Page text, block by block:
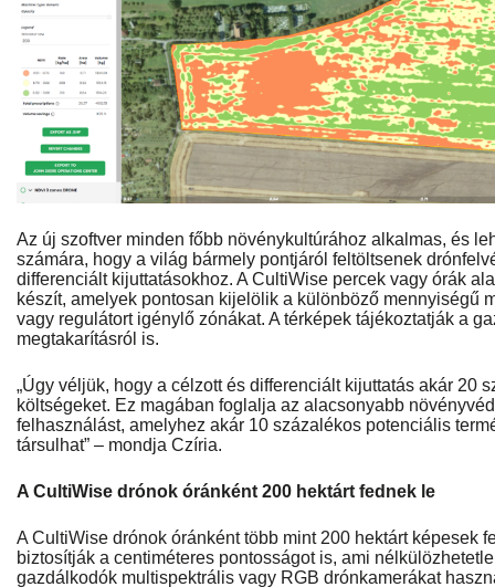
Az új szoftver minden főbb növénykultúrához alkalmas, és
számára, hogy a világ bármely pontjáról feltöltsenek
differenciált kijuttatásokhoz. A CultiWise percek vagy órák
készít, amelyek pontosan kijelölik a különböző mennyiségű
vagy regulátort igénylő zónákat. A térképek tájékoztatják a
megtakarításról is.
„Úgy véljük, hogy a célzott és differenciált kijuttatás akár 20
költségeket. Ez magában foglalja az alacsonyabb
felhasználást, amelyhez akár 10 százalékos potenciális
társulhat” – mondja Czíria.
A CultiWise drónok óránként 200 hektárt fednek le
A CultiWise drónok óránként több mint 200 hektárt képesek
biztosítják a centiméteres pontosságot is, ami
gazdálkodók multispektrális vagy RGB drónkamerákat